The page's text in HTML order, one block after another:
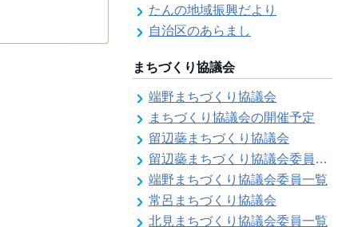
たんの地域振興だより
自治区のあらまし
まちづくり協議会
端野まちづくり協議会
まちづくり協議会の開催予定
留辺蘂まちづくり協議会
留辺蘂まちづくり協議会委員一覧
端野まちづくり協議会委員一覧
常呂まちづくり協議会
北見まちづくり協議会委員一覧